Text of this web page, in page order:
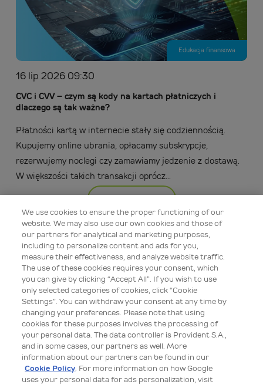
Edukacja finansowa
16 lip 2026 09:30
CVC i CVV – czym są kody na kartach płatniczych i
dlaczego są tak ważne?
Płatności kartą w internecie stały się codziennością.
Kupujemy online ubrania, opłacamy subskrypcje,
rezerwujemy noclegi czy zamawiamy jedzenie z dostawą.
W większości takich transakcji oprócz...
Więcej
Edukacja bezpieczeństwa
08 lip 2026 09:00
Hasła, MFA i biometria: proste kroki, by lepiej chronić
We use cookies to ensure the proper functioning of our
website. We may also use our own cookies and those of
our partners for analytical and marketing purposes,
including to personalize content and ads for you,
measure their effectiveness, and analyze website traffic.
The use of these cookies requires your consent, which
you can give by clicking “Accept All”. If you wish to use
only selected categories of cookies, click “Cookie
Settings”. You can withdraw your consent at any time by
changing your preferences. Please note that using
cookies for these purposes involves the processing of
your personal data. The data controller is Provident S.A.,
and in some cases, our partners as well. More
information about our partners can be found in our
Cookie Policy. For more information on how Google
uses your personal data for ads personalization, visit